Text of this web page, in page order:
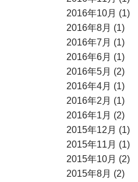
2016年10月 (1)
2016年8月 (1)
2016年7月 (1)
2016年6月 (1)
2016年5月 (2)
2016年4月 (1)
2016年2月 (1)
2016年1月 (2)
2015年12月 (1)
2015年11月 (1)
2015年10月 (2)
2015年8月 (2)